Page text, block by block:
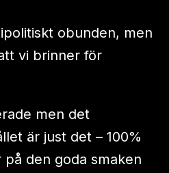
obunden, men
vi brinner för
men det
är just det – 100%
den goda smaken